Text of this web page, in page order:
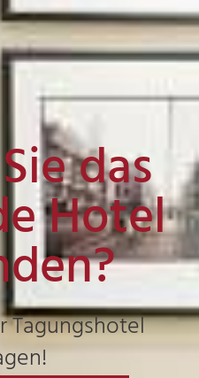
das
Hotel
Tagungshotel